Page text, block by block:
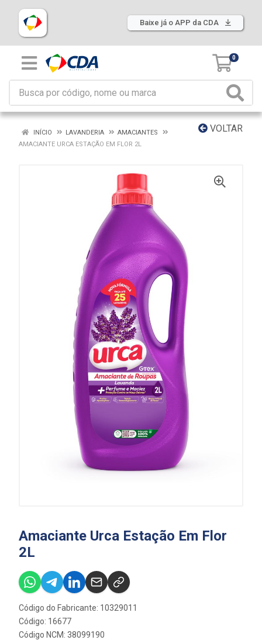
Baixe já o APP da CDA
0
VOLTAR
INÍCIO LAVANDERIA
AMACIANTES
AMACIANTE URCA ESTAÇÃO EM FLOR 2L
Amaciante Urca Estação Em Flor
2L
Código do Fabricante: 10329011
Código: 16677
Código NCM: 38099190